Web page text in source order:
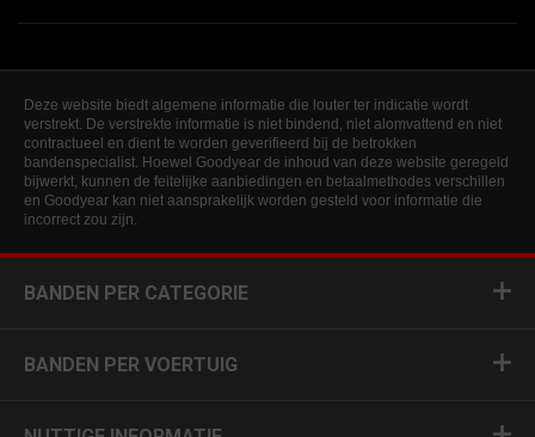
Deze website biedt algemene informatie die louter ter indicatie wordt
verstrekt. De verstrekte informatie is niet bindend, niet alomvattend en niet
contractueel en dient te worden geverifieerd bij de betrokken
bandenspecialist. Hoewel Goodyear de inhoud van deze website geregeld
bijwerkt, kunnen de feitelijke aanbiedingen en betaalmethodes verschillen
en Goodyear kan niet aansprakelijk worden gesteld voor informatie die
incorrect zou zijn.
BANDEN PER CATEGORIE
BANDEN PER VOERTUIG